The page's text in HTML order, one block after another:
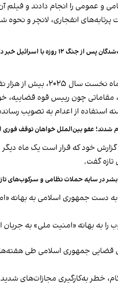
عمومی را انجام دادند و فیلم آن
انفجاری، لانچر و
روزه با اسرائیل خبر داد
چون رییس قوه قضاییه،
از اعدام به تصویب
گزارش خود که قرار است یک ماه
گفت.
در سایه حملات نظامی و سرکوب‌های
به بهانه «امنیت ملی» به جریان
و پایان جنگ ۱۲ روزه گذشته است، مقام‌های
به‌کارگیری مجازات‌های شدید